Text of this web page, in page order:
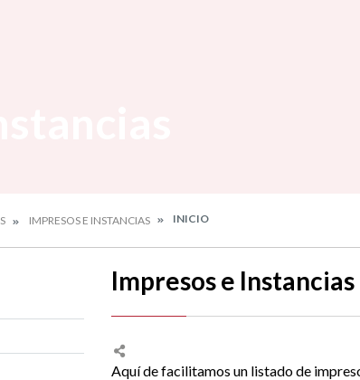
IMPRESOS E INSTANCIAS INICIO
Impresos e Instancias
Aquí de facilitamos un listado de